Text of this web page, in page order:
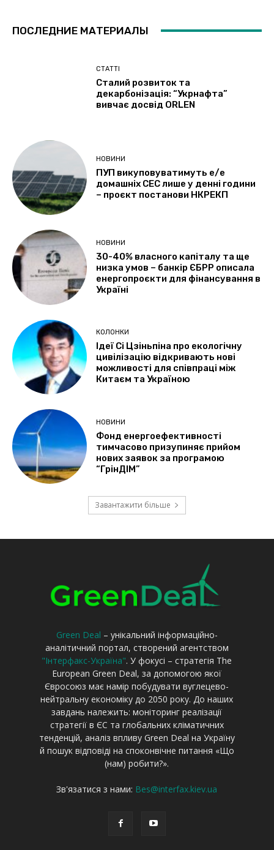
Green Deal – унікальний інформаційно-
аналітичний портал, створений агентством
"Інтерфакс-Україна". У фокусі – стратегія The
European Green Deal, за допомогою якої
Євросоюз має намір побудувати вуглецево-
нейтральну економіку до 2050 року. До наших
завдань належить: моніторинг реалізації
стратегії в ЄС та глобальних кліматичних
тенденцій, аналіз впливу Green Deal на Україну
й пошук відповіді на споконвічне питання «Що
(нам) робити?».
Зв'язатися з нами: Bes@interfax.kiev.ua